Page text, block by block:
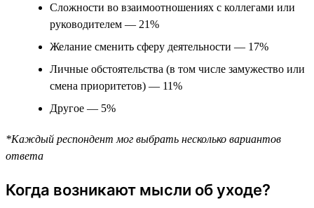
Сложности во взаимоотношениях с коллегами или
руководителем — 21%
Желание сменить сферу деятельности — 17%
Личные обстоятельства (в том числе замужество или
смена приоритетов) — 11%
Другое — 5%
*Каждый респондент мог выбрать несколько вариантов
ответа
Когда возникают мысли об уходе?